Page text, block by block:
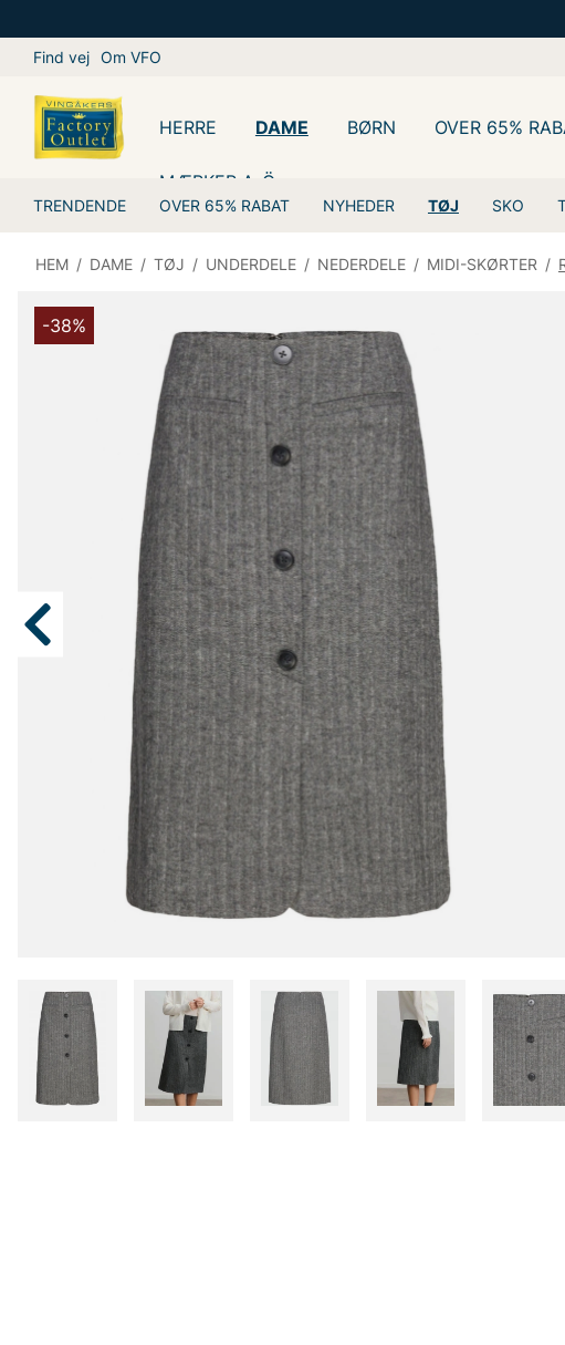
Find vej Om VFO
HERRE DAME
TRENDENDE OVER 65% RABAT NYHEDER TØJ SKO
BØRN OVER 65%
MÆRKER A-Ö
HEM / DAME / TØJ / UNDERDELE / NEDERDELE / MIDI-SKØRTER /
-38%